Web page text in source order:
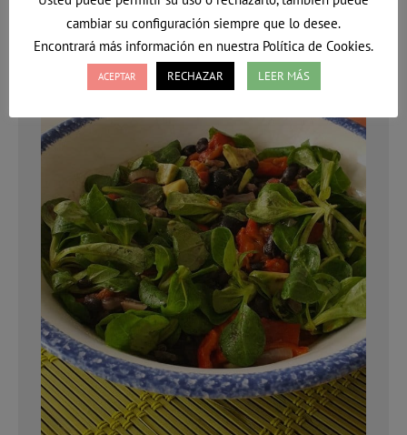
20 octubre, 2021 Deja un comentario 1º ,Recetas
PorVanessa
cambiar su configuración siempre que lo desee.
Encontrará más información en nuestra Política de Cookies.
ACEPTAR RECHAZAR LEER MÁS